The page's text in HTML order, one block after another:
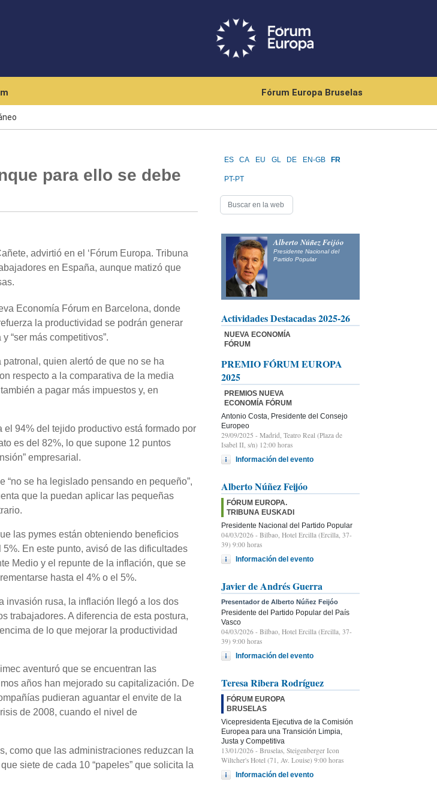
Fórum Europa Bruselas
para ello se debe
advirtió en el ‘Fórum Europa. Tribuna
en España, aunque matizó que
Economía Fórum en Barcelona, donde
la productividad se podrán generar
“ser más competitivos”.
quien alertó de que no se ha
respecto a la comparativa de la media
a pagar más impuestos y, en
94% del tejido productivo está formado por
es del 82%, lo que supone 12 puntos
empresarial.
“no se ha legislado pensando en pequeño”,
que la puedan aplicar las pequeñas
las pymes están obteniendo beneficios
En este punto, avisó de las dificultades
Medio y el repunte de la inflación, que se
hasta el 4% o el 5%.
invasión rusa, la inflación llegó a los dos
trabajadores. A diferencia de esta postura,
de lo que mejorar la productividad
aventuró que se encuentran las
años han mejorado su capitalización. De
pudieran aguantar el envite de la
de 2008, cuando el nivel de
como que las administraciones reduzcan la
siete de cada 10 “papeles” que solicita la
ES CA EU GL DE EN-GB FR
PT-PT
Alberto Núñez Feijóo
Presidente Nacional del
Partido Popular
Actividades Destacadas 2025-26
NUEVA ECONOMÍA
FÓRUM
PREMIO FÓRUM EUROPA
2025
PREMIOS NUEVA
ECONOMÍA FÓRUM
Antonio Costa, Presidente del Consejo
Europeo
29/09/2025 - Madrid, Teatro Real (Plaza de
Isabel II, s/n) 12:00 horas
Información del evento
Alberto Núñez Feijóo
FÓRUM EUROPA.
TRIBUNA EUSKADI
Presidente Nacional del Partido Popular
04/03/2026 - Bilbao, Hotel Ercilla (Ercilla, 37-
39) 9:00 horas
Información del evento
Javier de Andrés Guerra
Presentador de Alberto Núñez Feijóo
Presidente del Partido Popular del País
Vasco
04/03/2026 - Bilbao, Hotel Ercilla (Ercilla, 37-
39) 9:00 horas
Información del evento
Teresa Ribera Rodríguez
FÓRUM EUROPA
BRUSELAS
Vicepresidenta Ejecutiva de la Comisión
Europea para una Transición Limpia,
Justa y Competitiva
13/01/2026 - Bruselas, Steigenberger Icon
Wiltcher's Hotel (71, Av. Louise) 9:00 horas
Información del evento